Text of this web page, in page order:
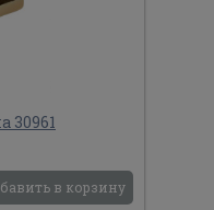
30961
в корзину